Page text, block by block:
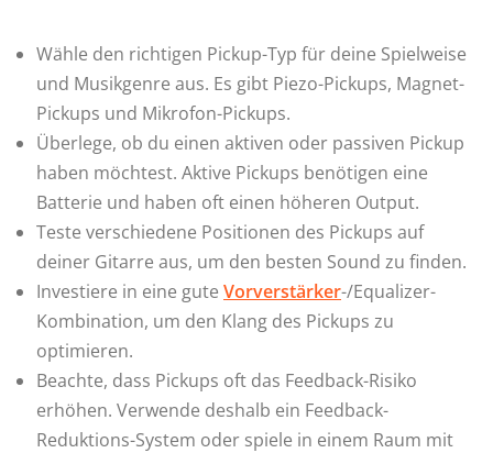
Wähle den richtigen Pickup-Typ für deine Spielweise
und Musikgenre aus. Es gibt Piezo-Pickups, Magnet-
Pickups und Mikrofon-Pickups.
Überlege, ob du einen aktiven oder passiven Pickup
haben möchtest. Aktive Pickups benötigen eine
Batterie und haben oft einen höheren Output.
Teste verschiedene Positionen des Pickups auf
deiner Gitarre aus, um den besten Sound zu finden.
Investiere in eine gute Vorverstärker-/Equalizer-
Kombination, um den Klang des Pickups zu
optimieren.
Beachte, dass Pickups oft das Feedback-Risiko
erhöhen. Verwende deshalb ein Feedback-
Reduktions-System oder spiele in einem Raum mit